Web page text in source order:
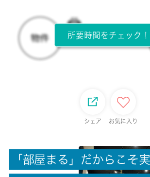
所在階
1階 / 2階建
償却/敷引
-/-
所要時間をチェック！
シェア お気に入り
「 部屋 ま る 」 だ か ら こ そ実